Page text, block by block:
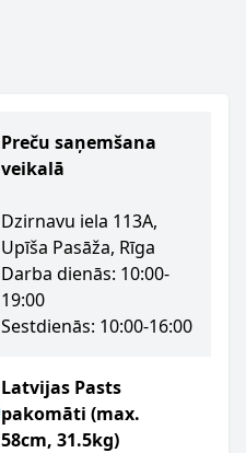
Preču saņemšana
veikalā
Dzirnavu iela 113A,
Upīša Pasāža, Rīga
Darba dienās: 10:00-
19:00
Sestdienās: 10:00-16:00
Latvijas Pasts
pakomāti (max.
58cm, 31.5kg)